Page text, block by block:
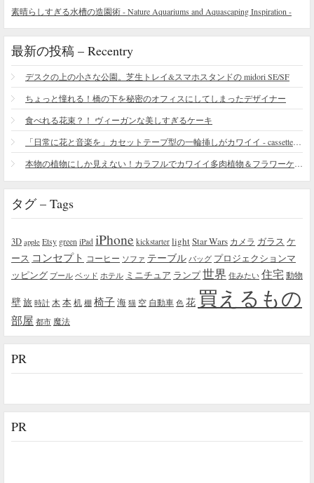
素晴らしすぎる水槽の造園術 - Nature Aquariums and Aquascaping Inspiration -
最新の投稿 – Recentry
デスクの上の小さな公園。芝生トレイ&スマホスタンドの midori SE/SF
ちょっと憧れる！橋の下を秘密のオフィスにしてしまったデザイナー
食べれる花束？！ ヴィーガンな美しすぎるケーキ
タグ – Tags
3D apple Etsy green iPad iPhone kickstarter lightStar Wars カメラ ガラス ケ
ース コンセプト コーヒー ソファ テーブル バッグ プロジェクションマ
ッピング プール ベッド ホテル ミニチュア ランプ世界 住みたい 住宅 動物
壁旅 時計 木 本机 棚 椅子海 猫 空 自動車 色 花 買えるもの
部屋 都市 魔法
PR
PR